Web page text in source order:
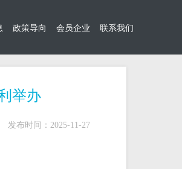
政策导向 会员企业 联系我们
举办
发布时间：2025-11-27